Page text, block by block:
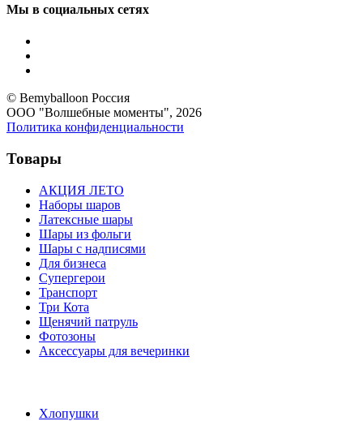
Мы в социальных сетях
© Bemyballoon Россия
ООО "Волшебные моменты", 2026
Политика конфиденциальности
Товары
АКЦИЯ ЛЕТО
Наборы шаров
Латексные шары
Шары из фольги
Шары с надписями
Для бизнеса
Супергерои
Транспорт
Три Кота
Щенячий патруль
Фотозоны
Аксессуары для вечеринки
Хлопушки